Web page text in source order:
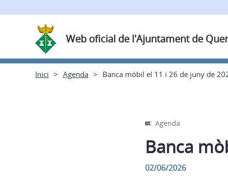
Web oficial de l'Ajuntament de
Inici Agenda Banca mòbil el 11 i 26 de juny de
Agenda
Banca
02/06/2026